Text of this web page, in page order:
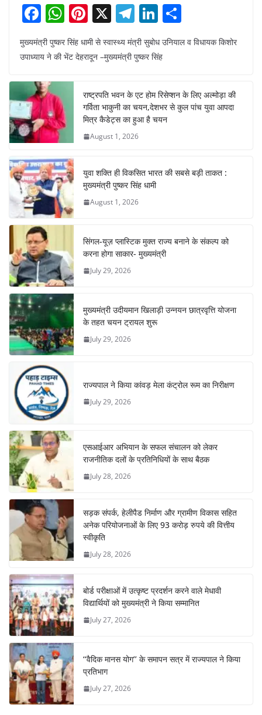
F
a
c
b
o
o
k
W
h
at
A
p
p
Pi
nt
er
e
st
X T
el
e
gr
a
m
Li
n
k
dI
n
ar
मुख्यमंत्री पुष्कर सिंह धामी से स्वास्थ्य मंत्री सुबोध उनियाल व विधायक किशोर
उपाध्याय ने की भेंट देहरादून –मुख्यमंत्री पुष्कर सिंह
राष्ट्रपति भवन के एट होम रिसेप्शन के लिए अल्मोड़ा की
गर्विता भाकुनी का चयन,देशभर से कुल पांच युवा आपदा
मित्र कैडेट्स का हुआ है चयन
August 1, 2026
युवा शक्ति ही विकसित भारत की सबसे बड़ी ताकत :
मुख्यमंत्री पुष्कर सिंह धामी
August 1, 2026
सिंगल-यूज़ प्लास्टिक मुक्त राज्य बनाने के संकल्प को
करना होगा साकार- मुख्यमंत्री
July 29, 2026
मुख्यमंत्री उदीयमान खिलाड़ी उन्नयन छात्रवृत्ति योजना
के तहत चयन ट्रायल शुरू
July 29, 2026
राज्यपाल ने किया कांवड़ मेला कंट्रोल रूम का निरीक्षण
July 29, 2026
एसआईआर अभियान के सफल संचालन को लेकर
राजनीतिक दलों के प्रतिनिधियों के साथ बैठक
July 28, 2026
सड़क संपर्क, हेलीपैड निर्माण और ग्रामीण विकास सहित
अनेक परियोजनाओं के लिए 93 करोड़ रुपये की वित्तीय
स्वीकृति
July 28, 2026
बोर्ड परीक्षाओं में उत्कृष्ट प्रदर्शन करने वाले मेधावी
विद्यार्थियों को मुख्यमंत्री ने किया सम्मानित
July 27, 2026
‘‘वैदिक मानस योग’’ के समापन सत्र में राज्यपाल ने किया
प्रतिभाग
July 27, 2026